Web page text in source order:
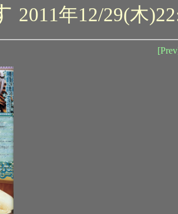
2011年12/29(木